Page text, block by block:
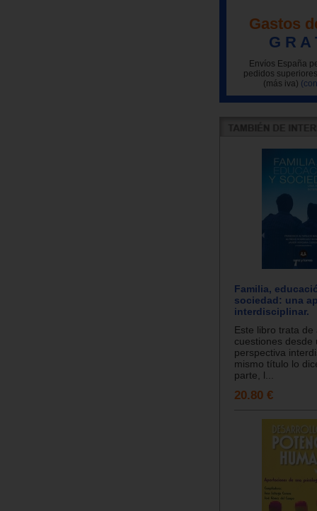
Gastos
G R A
Envíos España
pedidos
(más iva)
Familia,
sociedad: una
interdisciplinar.
Este libro trata
cuestiones desde
perspectiva
mismo título lo
parte, l...
20.80 €